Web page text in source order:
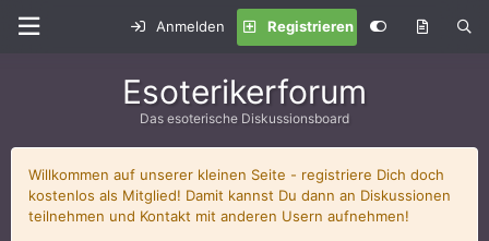
Anmelden Registrieren
Esoterikerforum
Das esoterische Diskussionsboard
Willkommen auf unserer kleinen Seite - registriere Dich doch
kostenlos als Mitglied! Damit kannst Du dann an Diskussionen
teilnehmen und Kontakt mit anderen Usern aufnehmen!